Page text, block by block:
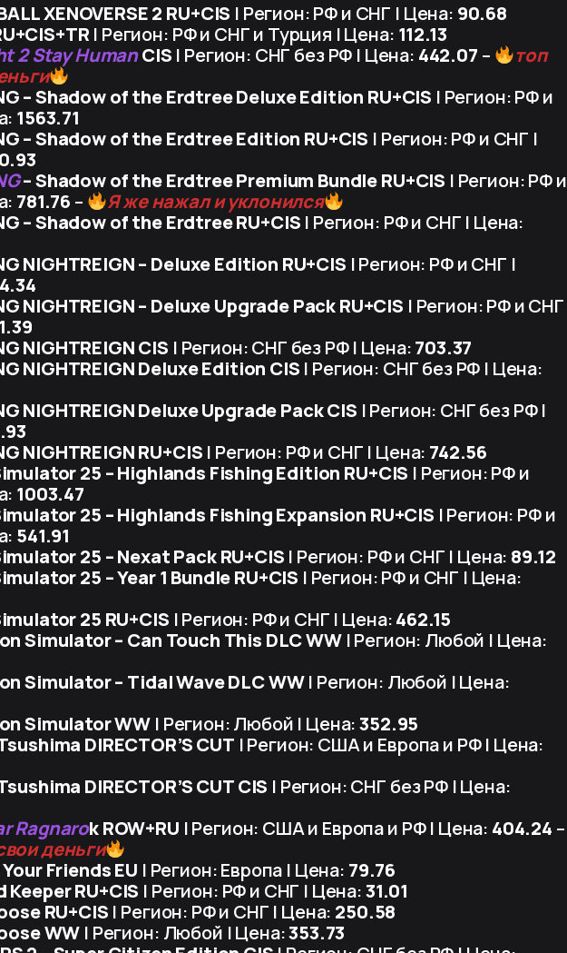
XENOVERSE 2 RU+CIS | Регион: РФ и СНГ | Цена: 90.68
| Регион: РФ и СНГ и Турция | Цена: 112.13
2 Stay HumanCIS | Регион: СНГ без РФ | Цена: 442.07 –
топ
– Shadow of the Erdtree Deluxe Edition RU+CIS | Регион: РФ и
1563.71
– Shadow of the Erdtree Edition RU+CIS | Регион: РФ и СНГ |
– Shadow of the Erdtree Premium Bundle RU+CIS | Регион: РФ и
781.76 –
Я же нажал и уклонился
– Shadow of the Erdtree RU+CIS | Регион: РФ и СНГ | Цена:
NIGHTREIGN – Deluxe Edition RU+CIS | Регион: РФ и СНГ |
NIGHTREIGN – Deluxe Upgrade Pack RU+CIS | Регион: РФ и СНГ
NIGHTREIGN CIS | Регион: СНГ без РФ | Цена:703.37
NIGHTREIGN Deluxe Edition CIS | Регион: СНГ без РФ | Цена:
NIGHTREIGN Deluxe Upgrade Pack CIS | Регион: СНГ без РФ |
NIGHTREIGN RU+CIS | Регион: РФ и СНГ | Цена: 742.56
25 – Highlands Fishing Edition RU+CIS | Регион: РФ и
1003.47
25 – Highlands Fishing Expansion RU+CIS | Регион: РФ и
541.91
25 – Nexat Pack RU+CIS | Регион: РФ и СНГ | Цена: 89.12
25 – Year 1 Bundle RU+CIS | Регион: РФ и СНГ | Цена:
25 RU+CIS | Регион: РФ и СНГ | Цена:462.15
Simulator – Can Touch This DLC WW| Регион: Любой | Цена:
Simulator – Tidal Wave DLC WW| Регион: Любой | Цена:
Simulator WW | Регион: Любой | Цена:352.95
DIRECTOR’S CUT | Регион: США и Европа и РФ | Цена:
DIRECTOR’S CUT CIS | Регион: СНГ без РФ | Цена:
Ragnarok ROW+RU | Регион: США и Европа и РФ | Цена: 404.24 –
деньги
Friends EU | Регион: Европа | Цена: 79.76
RU+CIS | Регион: РФ и СНГ | Цена:31.01
RU+CIS | Регион: РФ и СНГ | Цена: 250.58
WW | Регион: Любой | Цена:353.73